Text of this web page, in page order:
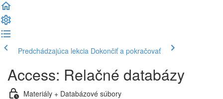
Predchádzajúca lekcia Dokončiť a pokračovať
Access: Relačné databázy
Materiály + Databázové súbory